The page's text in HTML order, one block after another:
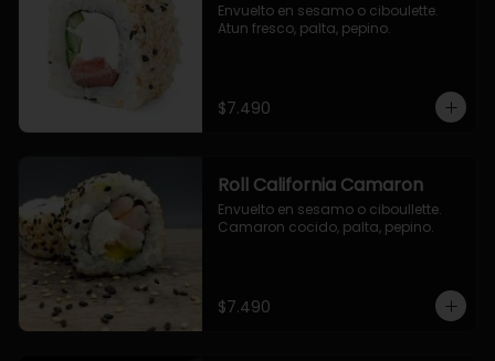
Envuelto en sesamo o ciboulette.
Atun fresco, palta, pepino.
$7.490
Roll California Camaron
Envuelto en sesamo o ciboullette.
Camaron cocido, palta, pepino.
$7.490